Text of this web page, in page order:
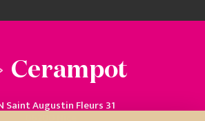
Cerampot
Saint Augustin Fleurs 31